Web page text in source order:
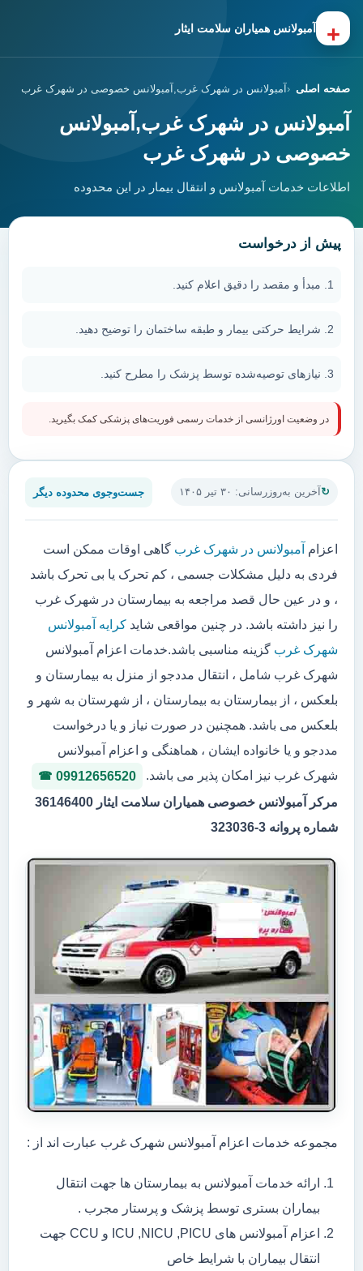
+ آمبولانس همیاران سلامت ایثار
صفحه اصلی آمبولانس در شهرک غرب,آمبولانس خصوصی در شهرک غرب
آمبولانس در شهرک غرب,آمبولانس
خصوصی در شهرک غرب
اطلاعات خدمات آمبولانس و انتقال بیمار در این محدوده
آخرین به‌روزرسانی: ۳۰ تیر ۱۴۰۵ جست‌وجوی محدوده دیگر
اعزام آمبولانس در شهرک غرب گاهی اوقات ممکن است
فردی به دلیل مشکلات جسمی ، کم تحرک یا بی تحرک باشد
، و در عین حال قصد مراجعه به بیمارستان در شهرک غرب
را نیز داشته باشد. در چنین مواقعی شاید کرایه آمبولانس
شهرک غرب گزینه مناسبی باشد.خدمات اعزام آمبولانس
شهرک غرب شامل ، انتقال مددجو از منزل به بیمارستان و
بلعکس ، از بیمارستان به بیمارستان ، از شهرستان به شهر و
بلعکس می باشد. همچنین در صورت نیاز و یا درخواست
مددجو و یا خانواده ایشان ، هماهنگی و اعزام آمبولانس
شهرک غرب نیز امکان پذیر می باشد.
09912656520
مرکر آمبولانس خصوصی همیاران سلامت ایثار 36146400
شماره پروانه 3-323036
مجموعه خدمات اعزام آمبولانس شهرک غرب عبارت اند از :
ارائه خدمات آمبولانس به بیمارستان ها جهت انتقال
بیماران بستری توسط پزشک و پرستار مجرب .
اعزام آمبولانس های ICU ,NICU ,PICU و CCU جهت
انتقال بیماران با شرایط خاص
پیش از درخواست
مبدأ و مقصد را دقیق اعلام کنید.
شرایط حرکتی بیمار و طبقه ساختمان را توضیح دهید.
نیازهای توصیه‌شده توسط پزشک را مطرح کنید.
در وضعیت اورژانسی از خدمات رسمی فوریت‌های پزشکی کمک بگیرید.